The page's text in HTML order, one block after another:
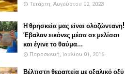
Τετάρτη, Αυγούστου 02, 2023
Η θρησκεία μας είναι ολοζώντανη!
Έβαλαν εικόνες μέσα σε μελίσσι
και έγινε το θαύμα...
Παρασκευή, Ιουλίου 01, 2016
Βέλτιστη θεραπεία με οξαλικό οξύ